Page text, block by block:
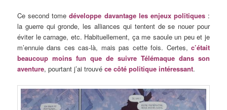
Ce second tome développe davantage les enjeux politiques :
la guerre qui gronde, les alliances qui tentent de se nouer pour
éviter le carnage, etc. Habituellement, ça me saoule un peu et je
m’ennuie dans ces cas-là, mais pas cette fois. Certes, c’était
beaucoup moins fun que de suivre Télémaque dans son
aventure, pourtant j’ai trouvéce côté politique intéressant.